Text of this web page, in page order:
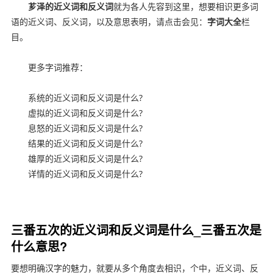
芗泽的近义词和反义词就为各人先容到这里，想要相识更多词
语的近义词、反义词，以及意思表明，请点击会见： 字词大全栏
目。
更多字词推荐：
系统的近义词和反义词是什么?
虚拟的近义词和反义词是什么?
息怒的近义词和反义词是什么?
结果的近义词和反义词是什么?
雄厚的近义词和反义词是什么?
详情的近义词和反义词是什么?
三番五次的近义词和反义词是什么_三番五次是
什么意思?
要想明确汉字的魅力，就要从多个角度去相识，个中，近义词、反